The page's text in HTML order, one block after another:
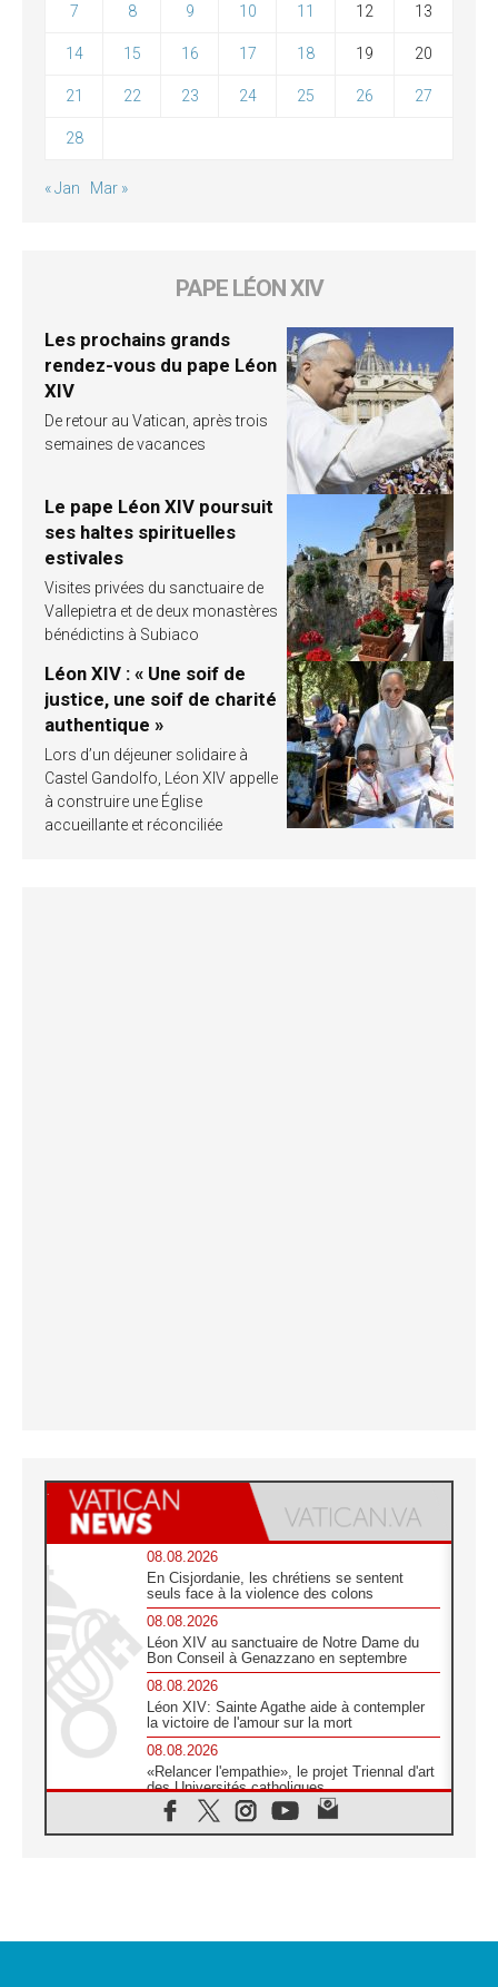
7 8 9 10 11 12 13
14 15 16 17 18 19 20
21 22 23 24 25 26 27
28
« Jan Mar »
PAPE LÉON XIV
Les prochains grands
rendez-vous du pape Léon
XIV
De retour au Vatican, après trois
semaines de vacances
Le pape Léon XIV poursuit
ses haltes spirituelles
estivales
Visites privées du sanctuaire de
Vallepietra et de deux monastères
bénédictins à Subiaco
Léon XIV : « Une soif de
justice, une soif de charité
authentique »
Lors d’un déjeuner solidaire à
Castel Gandolfo, Léon XIV appelle
à construire une Église
accueillante et réconciliée
08.08.2026
En Cisjordanie, les chrétiens se sentent
seuls face à la violence des colons
08.08.2026
Léon XIV au sanctuaire de Notre Dame du
Bon Conseil à Genazzano en septembre
08.08.2026
Léon XIV: Sainte Agathe aide à contempler
la victoire de l'amour sur la mort
08.08.2026
«Relancer l'empathie», le projet Triennal d'art
des Universités catholiques
08.08.2026
Signis 2026, donner la parole aux religieuses
07.08.2026